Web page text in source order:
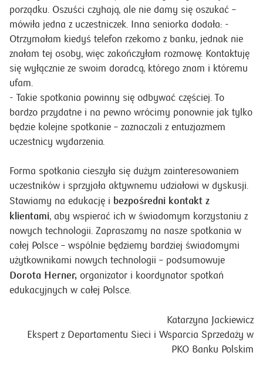
porządku. Oszuści czyhają, ale nie damy się oszukać –
mówiła jedna z uczestniczek. Inna seniorka dodała: -
Otrzymałam kiedyś telefon rzekomo z banku, jednak nie
znałam tej osoby, więc zakończyłam rozmowę. Kontaktuję
się wyłącznie ze swoim doradcą, którego znam i któremu
ufam.
- Takie spotkania powinny się odbywać częściej. To
bardzo przydatne i na pewno wrócimy ponownie jak tylko
będzie kolejne spotkanie – zaznaczali z entuzjazmem
uczestnicy wydarzenia.
Forma spotkania cieszyła się dużym zainteresowaniem
uczestników i sprzyjała aktywnemu udziałowi w dyskusji.
Stawiamy na edukację i bezpośredni kontakt z
klientami, aby wspierać ich w świadomym korzystaniu z
nowych technologii. Zapraszamy na nasze spotkania w
całej Polsce – wspólnie będziemy bardziej świadomymi
użytkownikami nowych technologii – podsumowuje
Dorota Herner, organizator i koordynator spotkań
edukacyjnych w całej Polsce.
Katarzyna Jackiewicz
Ekspert z Departamentu Sieci i Wsparcia Sprzedaży w
PKO Banku Polskim